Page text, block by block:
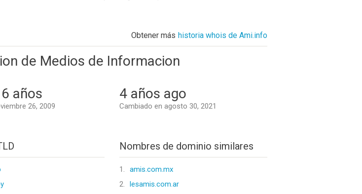
Obtener más historia whois de Ami.info
de Medios de Informacion
años
26, 2009
4 años ago
Cambiado en agosto 30, 2021
Nombres de dominio similares
1.
amis.com.mx
2.
lesamis.com.ar